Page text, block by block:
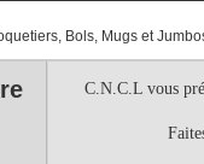
Bols, Mugs et
C.N.C.L vous